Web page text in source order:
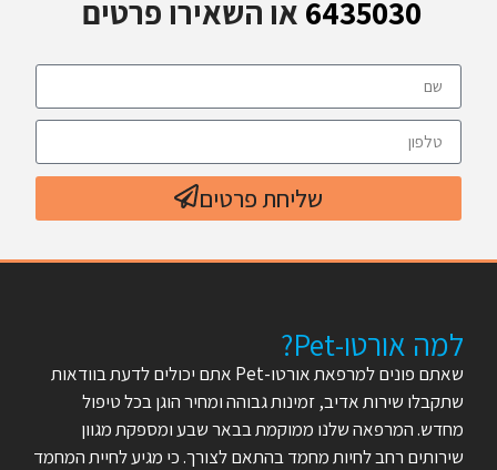
6435030 או השאירו פרטים
שליחת פרטים
למה אורטו-Pet?
שאתם פונים למרפאת אורטו-Pet אתם יכולים לדעת בוודאות
שתקבלו שירות אדיב, זמינות גבוהה ומחיר הוגן בכל טיפול
מחדש. המרפאה שלנו ממוקמת בבאר שבע ומספקת מגוון
שירותים רחב לחיות מחמד בהתאם לצורך. כי מגיע לחיית המחמד